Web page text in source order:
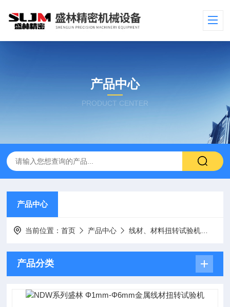
产品中心
PRODUCT CENTER
产品中心
当前位置：首页 产品中心 线材、材料扭转试验机
产品分类